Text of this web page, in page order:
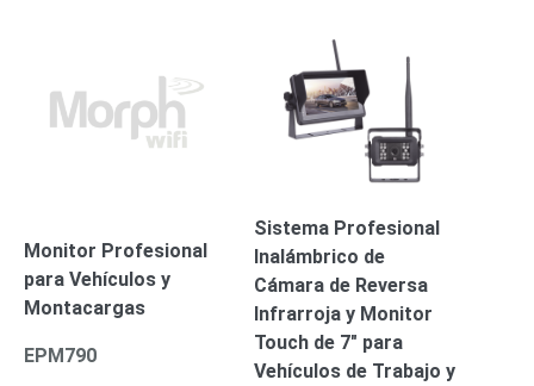
Accesorios
Mobiliario
de
Pantallas
Protección
Contra
Descargas
Alterna
Monitor Profesional
para Vehículos y
Montacargas
EPM790
Sistema Profesional
Inalámbrico de
Cámara de Reversa
Infrarroja y Monitor
Touch de 7″ para
Vehículos de Trabajo y